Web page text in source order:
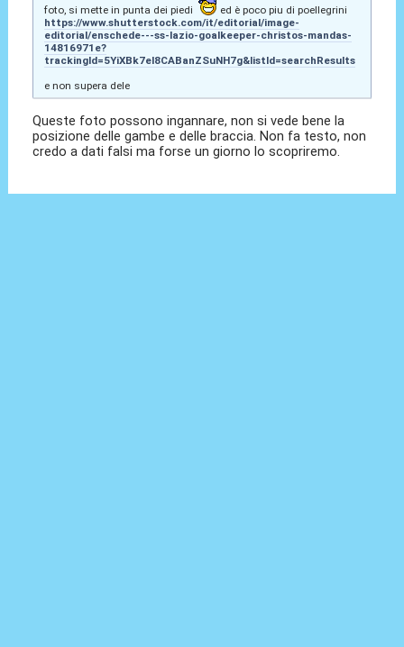
foto, si mette in punta dei piedi
ed è poco piu di poellegrini
https://www.shutterstock.com/it/editorial/image-
editorial/enschede---ss-lazio-goalkeeper-christos-mandas-
14816971e?
trackingId=5YiXBk7eI8CABanZSuNH7g&listId=searchResults
e non supera dele
Queste foto possono ingannare, non si vede bene la
posizione delle gambe e delle braccia. Non fa testo, non
credo a dati falsi ma forse un giorno lo scopriremo.